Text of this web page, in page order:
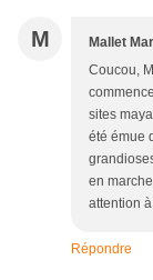
M Mallet
Coucou,
sites
été émue
en
attention
Répondre